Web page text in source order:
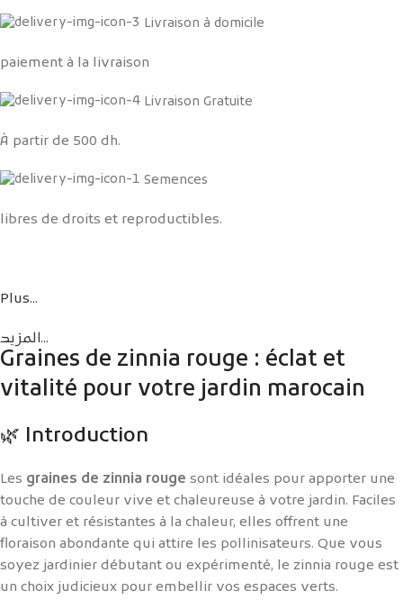
Livraison à domicile
paiement à la livraison
Livraison Gratuite
À partir de 500 dh.
Semences
libres de droits et reproductibles.
Plus...
المزيد...
Graines de zinnia rouge : éclat et
vitalité pour votre jardin marocain
🌿 Introduction
Les graines de zinnia rouge sont idéales pour apporter une
touche de couleur vive et chaleureuse à votre jardin. Faciles
à cultiver et résistantes à la chaleur, elles offrent une
floraison abondante qui attire les pollinisateurs. Que vous
soyez jardinier débutant ou expérimenté, le zinnia rouge est
un choix judicieux pour embellir vos espaces verts.